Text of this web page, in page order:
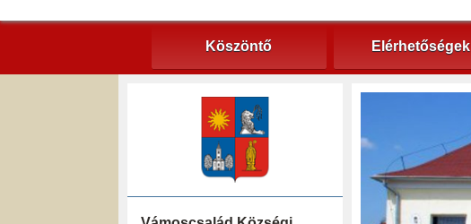
Köszöntő Elérhetőségek